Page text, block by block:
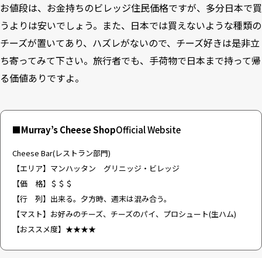
お値段は、お金持ちのビレッジ住民価格ですが、多分日本で買
うよりは安いでしょう。また、日本では買えないような種類の
チーズが置いてあり、ハズレがないので、チーズ好きは是非立
ち寄ってみて下さい。旅行者でも、手荷物で日本まで持って帰
る価値ありですよ。
■Murray’s Cheese ShopOfficial Website
Cheese Bar(レストラン部門)
【エリア】マンハッタン グリニッジ・ビレッジ
【価 格】＄＄＄
【行 列】出来る。夕方時、週末は混み合う。
【マスト】お好みのチーズ、チーズのパイ、プロシュート(生ハム)
【おススメ度】★★★★